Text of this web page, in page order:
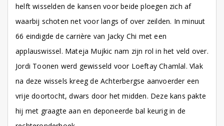
helft wisselden de kansen voor beide ploegen zich af
waarbij schoten net voor langs of over zeilden. In minuut
66 eindigde de carrière van Jacky Chi met een
applauswissel. Mateja Mujkic nam zijn rol in het veld over.
Jordi Toonen werd gewisseld voor Loeftay Chamlal. Vlak
na deze wissels kreeg de Achterbergse aanvoerder een
vrije doortocht, dwars door het midden. Deze kans pakte
hij met graagte aan en deponeerde bal keurig in de